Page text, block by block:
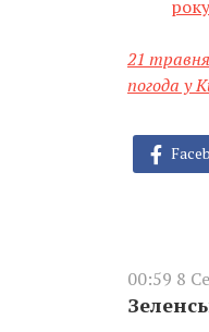
21 травня
погода у
00:59 8